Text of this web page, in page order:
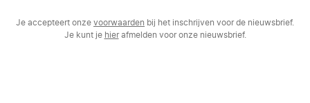
Je accepteert onze voorwaarden bij het inschrijven voor de nieuwsbrief.
Je kunt je hierafmelden voor onze nieuwsbrief.